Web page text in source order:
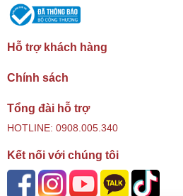
Hỗ trợ khách hàng
Chính sách
Tổng đài hỗ trợ
HOTLINE: 0908.005.340
Kết nối với chúng tôi